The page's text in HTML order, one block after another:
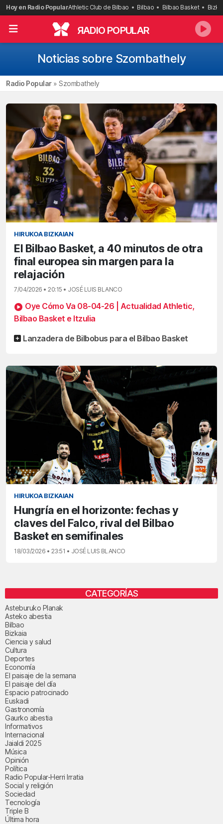
Saltar
al
contenido
Hoy en Radio PopularAthletic Club de Bilbao Bilbao Bilbao Basket
RADIO POPULAR
Noticias sobre Szombathely
Radio Popular» Szombathely
HIRUKOA BIZKAIAN
El Bilbao Basket, a 40 minutos de otra
final europea sin margen para la
relajación
7/04/2026 • 20:15 • JOSÉ LUIS BLANCO
Oye Cómo Va 08-04-26 | Actualidad Athletic,
Bilbao Basket e Itzulia
Lanzadera de Bilbobus para el Bilbao Basket
HIRUKOA BIZKAIAN
Hungría en el horizonte: fechas y
claves del Falco, rival del Bilbao
Basket en semifinales
18/03/2026 • 23:51 • JOSÉ LUIS BLANCO
CATEGORÍAS
Asteburuko Planak
Asteko abestia
Bilbao
Bizkaia
Ciencia y salud
Cultura
Deportes
Economía
El paisaje de la semana
El paisaje del día
Espacio patrocinado
Euskadi
Gastronomía
Gaurko abestia
Informativos
Internacional
Jaialdi 2025
Música
Opinión
Política
Radio Popular-Herri Irratia
Social y religión
Sociedad
Tecnología
Triple B
Última hora